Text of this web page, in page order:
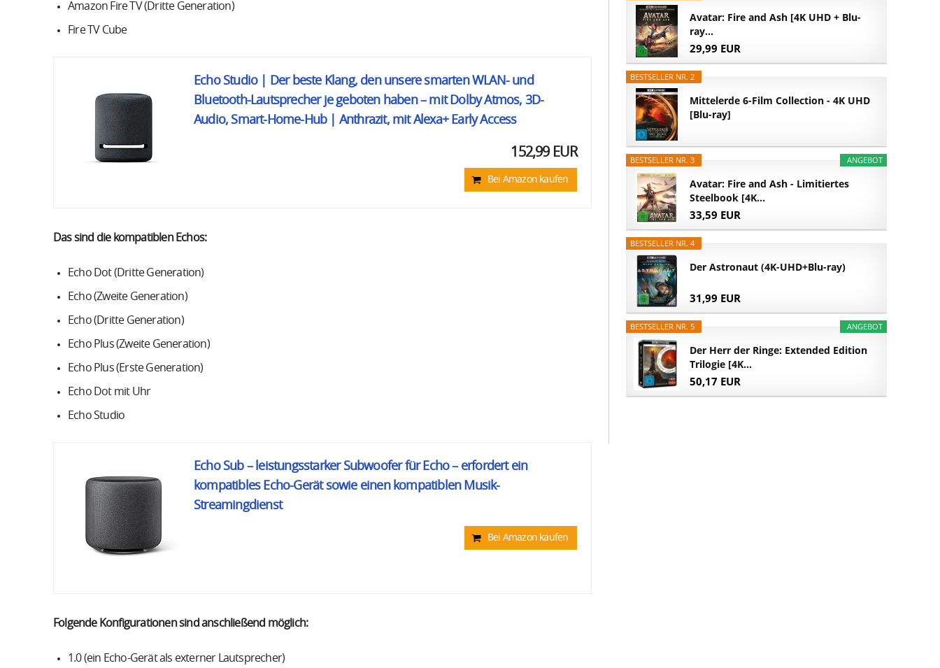
Amazon Fire TV (Dritte Generation)
Fire TV Cube
Echo Studio | Der beste Klang, den unsere smarten WLAN- und
Bluetooth-Lautsprecher je geboten haben – mit Dolby Atmos, 3D-
Audio, Smart-Home-Hub | Anthrazit, mit Alexa+ Early Access
152,99 EUR
Bei Amazon kaufen
Das sind die kompatiblen Echos:
Echo Dot (Dritte Generation)
Echo (Zweite Generation)
Echo (Dritte Generation)
Echo Plus (Zweite Generation)
Echo Plus (Erste Generation)
Echo Dot mit Uhr
Echo Studio
Echo Sub – leistungsstarker Subwoofer für Echo – erfordert ein
kompatibles Echo-Gerät sowie einen kompatiblen Musik-
Streamingdienst
Bei Amazon kaufen
Folgende Konfigurationen sind anschließend möglich:
1.0 (ein Echo-Gerät als externer Lautsprecher)
Avatar: Fire and Ash [4K UHD + Blu-
ray...
29,99 EUR
BESTSELLER NR. 2
Mittelerde 6-Film Collection - 4K UHD
[Blu-ray]
ANGEBOT
BESTSELLER NR. 3
Avatar: Fire and Ash - Limitiertes
Steelbook [4K...
33,59 EUR
BESTSELLER NR. 4
Der Astronaut (4K-UHD+Blu-ray)
31,99 EUR
ANGEBOT
BESTSELLER NR. 5
Der Herr der Ringe: Extended Edition
Trilogie [4K...
50,17 EUR